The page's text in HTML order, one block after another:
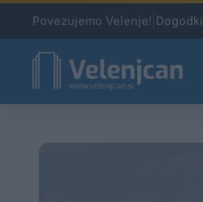
Povezujemo Velenje! Dogodki